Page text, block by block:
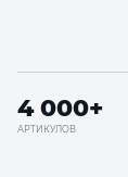
4 000+
АРТИКУЛОВ